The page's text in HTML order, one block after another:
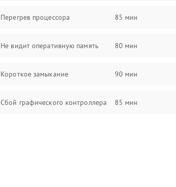
Перегрев процессора 85 мин
Не видит оперативную память 80 мин
Короткое замыкание 90 мин
Сбой графического контроллера 85 мин